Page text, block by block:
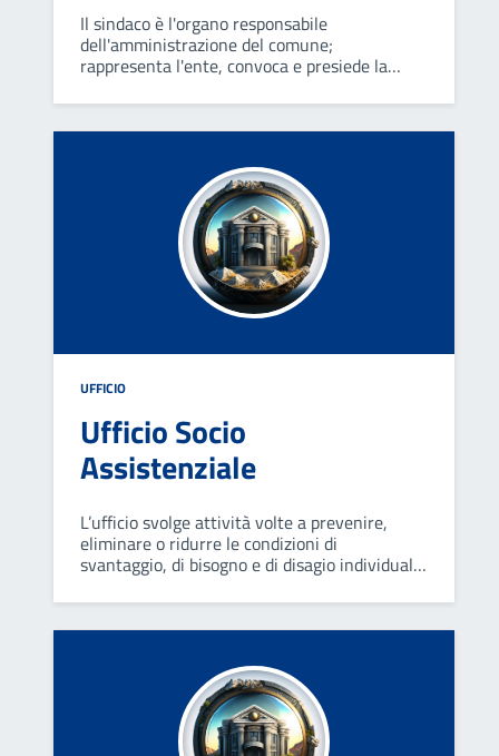
Il sindaco è l'organo responsabile
dell'amministrazione del comune;
rappresenta l'ente, convoca e presiede la
servizi e degli uffici e all'esecuzione degli atti.
UFFICIO
Ufficio Socio
Assistenziale
L’ufficio svolge attività volte a prevenire,
eliminare o ridurre le condizioni di
svantaggio, di bisogno e di disagio individuale
carattere reddituale, sociale o legate a
condizioni di disabilità.